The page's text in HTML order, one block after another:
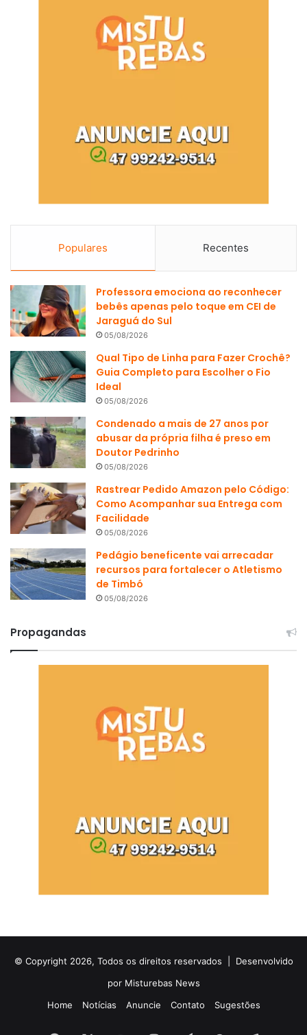
Populares Recentes
Professora emociona ao reconhecer
bebês apenas pelo toque em CEI de
Jaraguá do Sul
05/08/2026
Qual Tipo de Linha para Fazer Crochê?
Guia Completo para Escolher o Fio
Ideal
05/08/2026
Condenado a mais de 27 anos por
abusar da própria filha é preso em
Doutor Pedrinho
05/08/2026
Rastrear Pedido Amazon pelo Código:
Como Acompanhar sua Entrega com
Facilidade
05/08/2026
Pedágio beneficente vai arrecadar
recursos para fortalecer o Atletismo
de Timbó
05/08/2026
Propagandas
© Copyright 2026, Todos os direitos reservados | Desenvolvido
por Misturebas News
Home
Notícias Anuncie Contato Sugestões